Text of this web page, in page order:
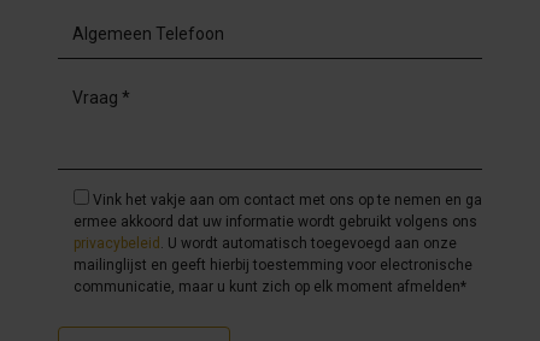
Vink het vakje aan om contact met ons op te nemen en ga
ermee akkoord dat uw informatie wordt gebruikt volgens ons
privacybeleid
. U wordt automatisch toegevoegd aan onze
mailinglijst en geeft hierbij toestemming voor electronische
communicatie, maar u kunt zich op elk moment afmelden*